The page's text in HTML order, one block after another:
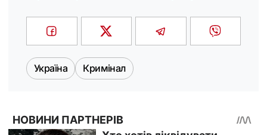
Україна Кримінал